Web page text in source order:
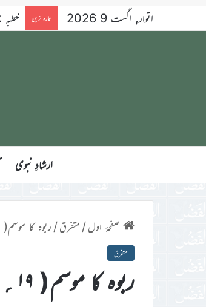
اتوار, اگست 9 2026 تازہ ترین خطبہ
ارشادِ نبوی
صفحۂ اول/ متفرق/ربوہ کا موسم( ۱۹؍ تا۲۵؍دسمبر ۲۰۲۵ء)
متفرق
ربوہ کا موسم( ۱۹؍ تا۲۵؍دسمبر ۲۰۲۵ء)